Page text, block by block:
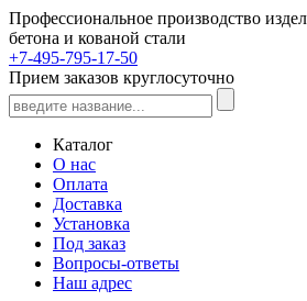
Профессиональное производство
бетона и кованой стали
+7-495-795-17-50
Прием заказов круглосуточно
Каталог
О нас
Оплата
Доставка
Установка
Под заказ
Вопросы-ответы
Наш адрес